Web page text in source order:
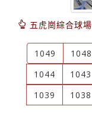
五虎崗綜合球場
1049 1048
1044
1043
1039
1038